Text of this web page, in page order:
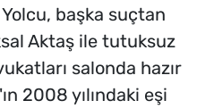
başka suçtan
Aktaş ile tutuksuz
salonda hazır
2008 yılındaki eşi